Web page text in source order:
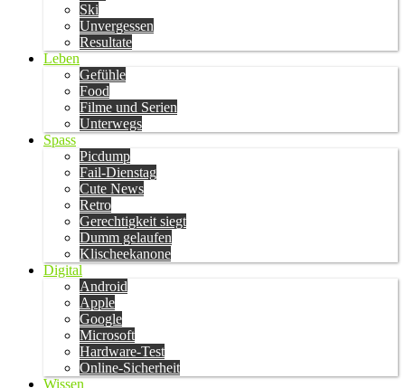
Ski
Unvergessen
Resultate
Leben
Gefühle
Food
Filme und Serien
Unterwegs
Spass
Picdump
Fail-Dienstag
Cute News
Retro
Gerechtigkeit siegt
Dumm gelaufen
Klischeekanone
Digital
Android
Apple
Google
Microsoft
Hardware-Test
Online-Sicherheit
Wissen